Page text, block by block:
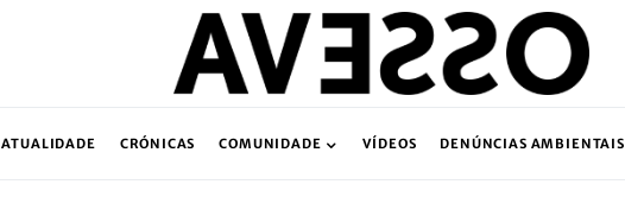
ATUALIDADE CRÓNICAS COMUNIDADE VÍDEOS DENÚNCIAS AMBIENTAIS